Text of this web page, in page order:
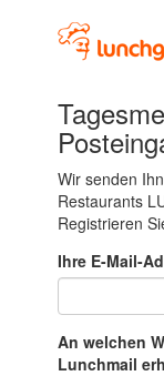
Wir senden
Restaurants
Registrieren
Ihre E-Mail-
An welchen
Lunchmail